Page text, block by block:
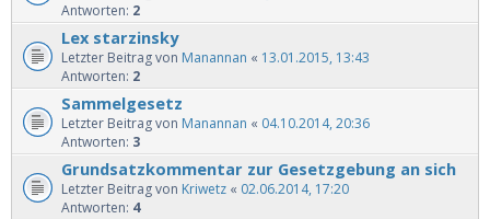
Antworten: 2
Lex starzinsky
Letzter Beitrag von Manannan « 13.01.2015, 13:43
Antworten: 2
Sammelgesetz
Letzter Beitrag von Manannan « 04.10.2014, 20:36
Antworten: 3
Grundsatzkommentar zur Gesetzgebung an sich
Letzter Beitrag von Kriwetz « 02.06.2014, 17:20
Antworten: 4